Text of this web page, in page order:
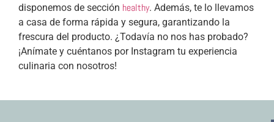
disponemos de sección healthy. Además, te lo llevamos
a casa de forma rápida y segura, garantizando la
frescura del producto. ¿Todavía no nos has probado?
¡Anímate y cuéntanos por Instagram tu experiencia
culinaria con nosotros!